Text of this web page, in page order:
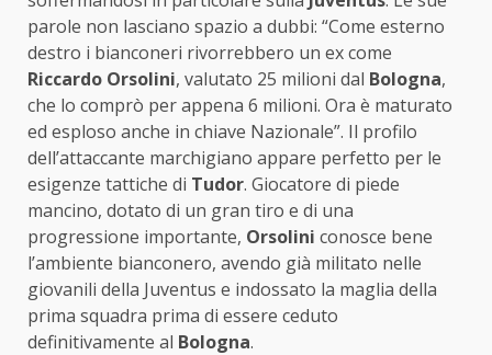
parole non lasciano spazio a dubbi: “Come esterno
destro i bianconeri rivorrebbero un ex come
Riccardo Orsolini, valutato 25 milioni dal Bologna,
che lo comprò per appena 6 milioni. Ora è maturato
ed esploso anche in chiave Nazionale”. Il profilo
dell’attaccante marchigiano appare perfetto per le
esigenze tattiche di Tudor. Giocatore di piede
mancino, dotato di un gran tiro e di una
progressione importante, Orsolini conosce bene
l’ambiente bianconero, avendo già militato nelle
giovanili della Juventus e indossato la maglia della
prima squadra prima di essere ceduto
definitivamente al Bologna.